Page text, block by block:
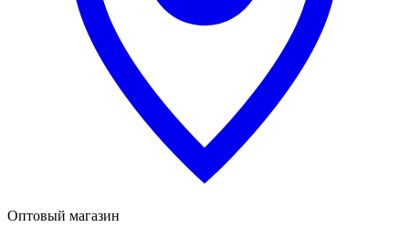
Оптовый магазин